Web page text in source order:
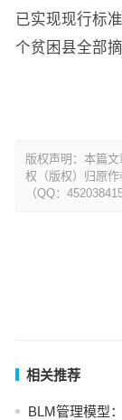
已实现现行标
个贫困县全部
版权声明：本篇
权（版权）归原
（QQ：
相关推荐
BLM管理模型